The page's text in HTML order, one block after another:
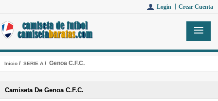
Login 丨 Crear Cuenta
Inicio/ SERIE A/ Genoa C.F.C.
Camiseta De Genoa C.F.C.